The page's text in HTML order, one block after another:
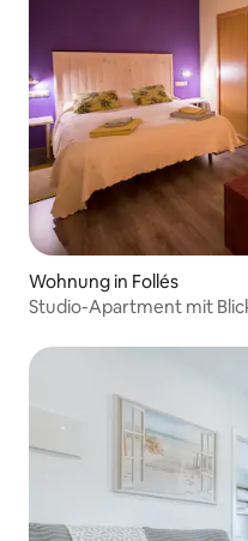
Wohnung in Follés
Studio-Apartment mit